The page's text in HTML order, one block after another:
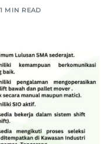
1 MIN READ